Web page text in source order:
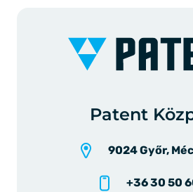
Patent
9024 Győr,
+36 30 50